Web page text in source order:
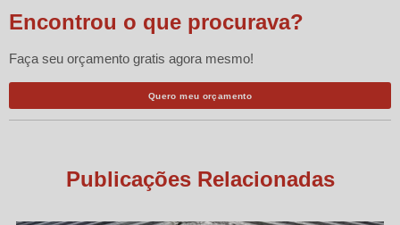
Encontrou o que procurava?
Faça seu orçamento gratis agora mesmo!
Quero meu orçamento
Publicações Relacionadas